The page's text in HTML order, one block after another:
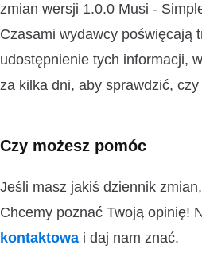
zmian wersji 1.0.0 Musi -
Czasami wydawcy poświęcają
udostępnienie tych informacji,
za kilka dni, aby sprawdzić,
Czy możesz pomóc
Jeśli masz jakiś dziennik
Chcemy poznać Twoją opinię!
kontaktowa i daj nam znać.